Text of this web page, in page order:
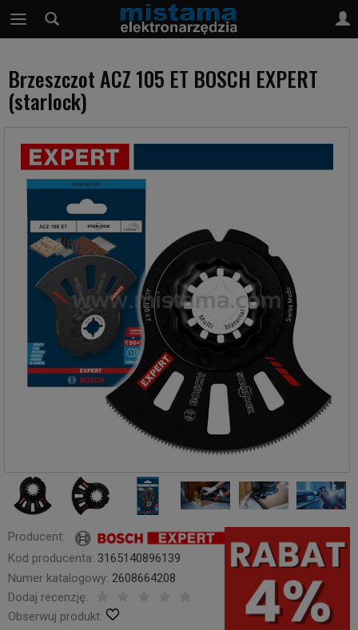
Brzeszczot ACZ 105 ET BOSCH EXPERT
(starlock)
Producent:
Kod producenta: 3165140896139
Numer katalogowy: 2608664208
Dodaj recenzję:
Obserwuj produkt: